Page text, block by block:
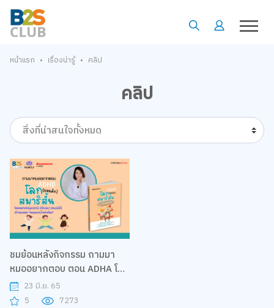
หน้าแรก • เรื่องน่ารู้ • คลิป
คลิป
สิ่งที่น่าสนใจทั้งหมด
ชมย้อนหลังกิจกรรม ถามมา
หมออยากตอบ ตอน ADHA โลก
(ของเด็ก) สมาธิสั้น
23 มิ.ย. 65
5
7273